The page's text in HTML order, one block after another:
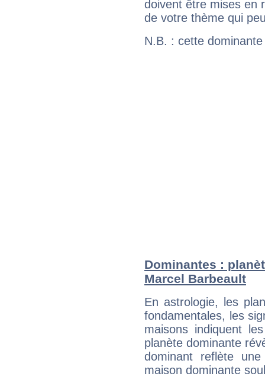
doivent être mises en
de votre thème qui
N.B. : cette
Dominantes :
Marcel Barbeault
En astrologie, les
fondamentales, les
maisons indiquent
planète dominante
dominant reflète
maison dominante